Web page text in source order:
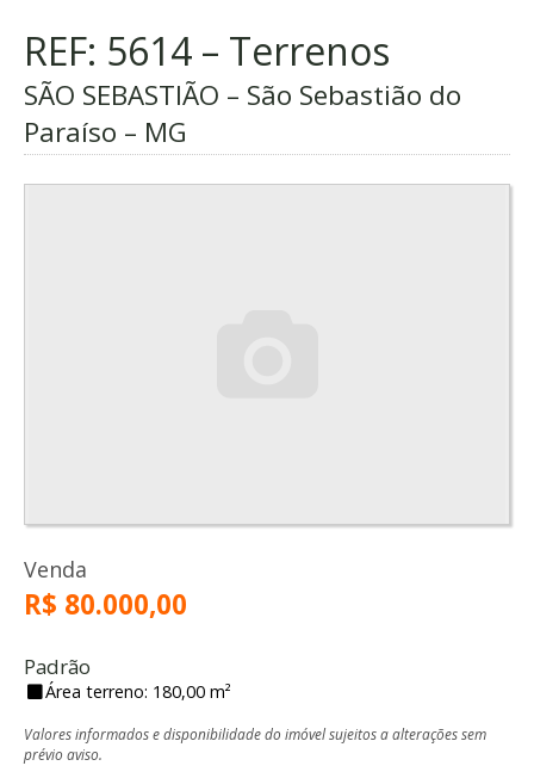
REF: 5614 – Terrenos
SÃO SEBASTIÃO – São Sebastião do
Paraíso – MG
Venda
R$ 80.000,00
Padrão
Área terreno: 180,00 m²
Valores informados e disponibilidade do imóvel sujeitos a alterações sem
prévio aviso.